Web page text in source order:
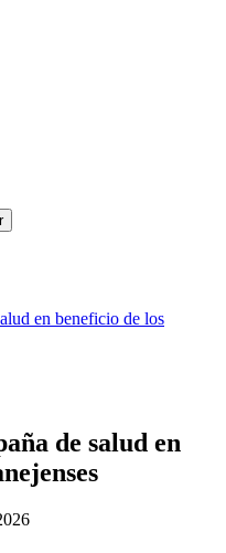
en beneficio de los
de salud en